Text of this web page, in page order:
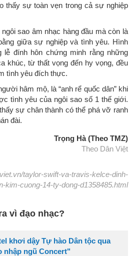
thấy sự toàn vẹn trong cả sự nghiệp
sao âm nhạc hàng đầu mà còn là
giữa sự nghiệp và tình yêu. Hình
lễ đính hôn chứng minh rằng những
khúc, từ thất vọng đến hy vọng, đều
tình yêu đích thực.
hâm mộ, là “anh rể quốc dân” khi
tình yêu của ngôi sao số 1 thế giới.
sự chân thành có thể phá vỡ ranh
đài.
Trọng Hà (Theo TMZ)
Theo Dân Việt
taylor-swift-va-travis-kelce-dinh-
kim-cuong-14-ty-dong-d1358485.html
vì đạo nhạc?
khơi dậy Tự hào Dân tộc qua
nhập ngũ Concert"